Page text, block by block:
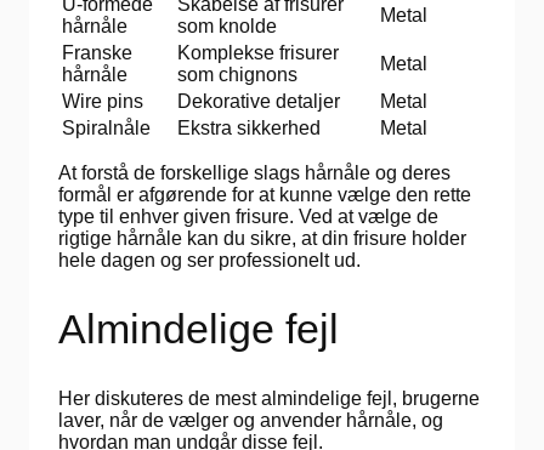
U-formede
hårnåle
Skabelse af frisurer
som knolde
Metal
Franske
hårnåle
Komplekse frisurer
som chignons
Metal
Wire pins
Dekorative detaljer
Metal
Spiralnåle
Ekstra sikkerhed Metal
At forstå de forskellige slags hårnåle og deres
formål er afgørende for at kunne vælge den rette
type til enhver given frisure. Ved at vælge de
rigtige hårnåle kan du sikre, at din frisure holder
hele dagen og ser professionelt ud.
Almindelige fejl
Her diskuteres de mest almindelige fejl, brugerne
laver, når de vælger og anvender hårnåle, og
hvordan man undgår disse fejl.